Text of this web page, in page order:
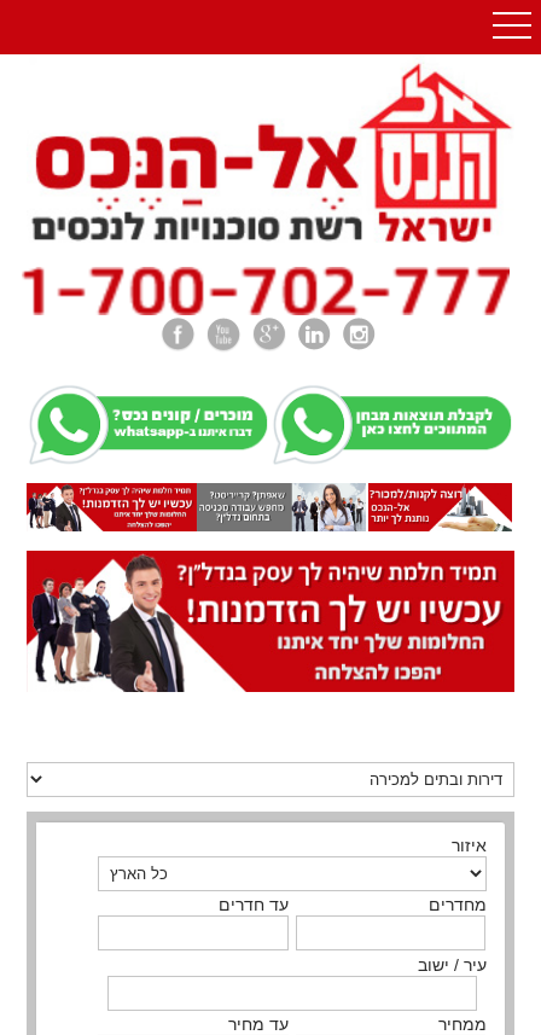
איזור
מחדרים עד חדרים
עיר / ישוב
ממחיר עד מחיר